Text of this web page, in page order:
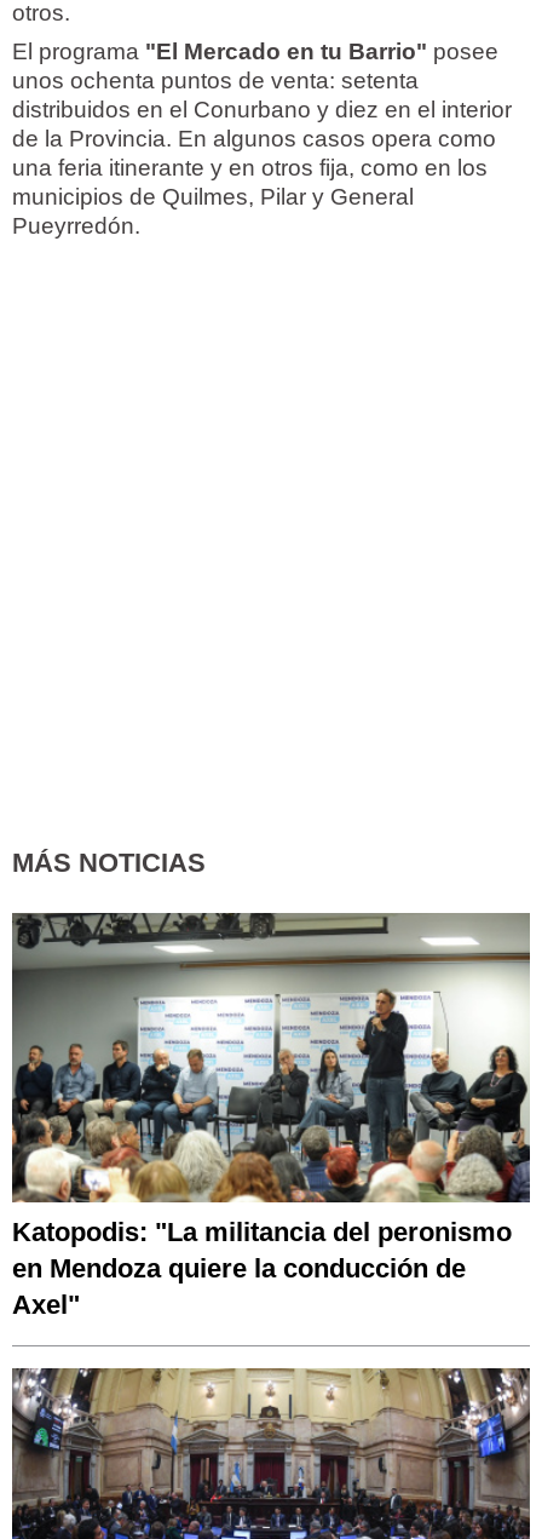
otros.
El programa "El Mercado en tu Barrio" posee
unos ochenta puntos de venta: setenta
distribuidos en el Conurbano y diez en el interior
de la Provincia. En algunos casos opera como
una feria itinerante y en otros fija, como en los
municipios de Quilmes, Pilar y General
Pueyrredón.
MÁS NOTICIAS
Katopodis: "La militancia del peronismo
en Mendoza quiere la conducción de
Axel"